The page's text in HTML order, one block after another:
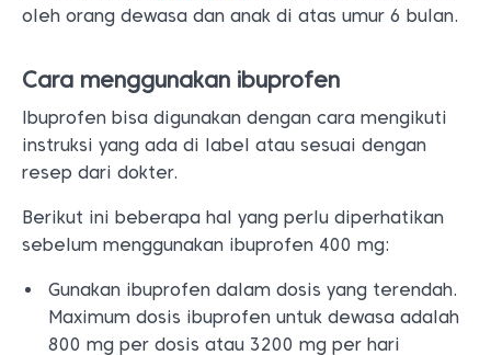
oleh orang dewasa dan anak di atas umur 6 bulan.
Cara menggunakan ibuprofen
Ibuprofen bisa digunakan dengan cara mengikuti
instruksi yang ada di label atau sesuai dengan
resep dari dokter.
Berikut ini beberapa hal yang perlu diperhatikan
sebelum menggunakan ibuprofen 400 mg:
Gunakan ibuprofen dalam dosis yang terendah.
Maximum dosis ibuprofen untuk dewasa adalah
800 mg per dosis atau 3200 mg per hari